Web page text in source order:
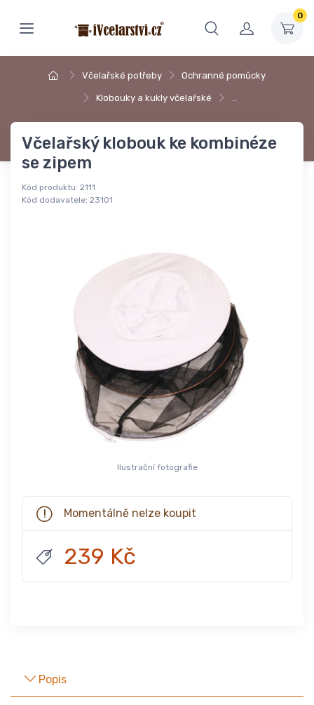
0
Včelařské potřeby Ochranné pomůcky
Klobouky a kukly včelařské …
Včelařský klobouk ke kombinéze
se zipem
Kód produktu: 2111
Kód dodavatele: 23101
Ilustrační fotografie
Momentálně nelze koupit
239 Kč
Popis